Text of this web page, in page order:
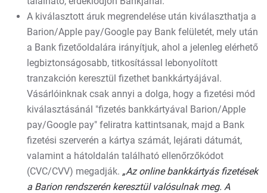
A kiválasztott áruk megrendelése után kiválaszthatja a
Barion/Apple pay/Google pay Bank felületét, mely után
a Bank fizetőoldalára irányítjuk, ahol a jelenleg elérhető
legbiztonságosabb, titkosítással lebonyolított
tranzakción keresztül fizethet bankkártyájával.
Vásárlóinknak csak annyi a dolga, hogy a fizetési mód
kiválasztásánál "fizetés bankkártyával Barion/Apple
pay/Google pay" feliratra kattintsanak, majd a Bank
fizetési szerverén a kártya számát, lejárati dátumát,
valamint a hátoldalán található ellenőrzőkódot
(CVC/CVV) megadják. „Az online bankkártyás fizetések
a Barion rendszerén keresztül valósulnak meg. A